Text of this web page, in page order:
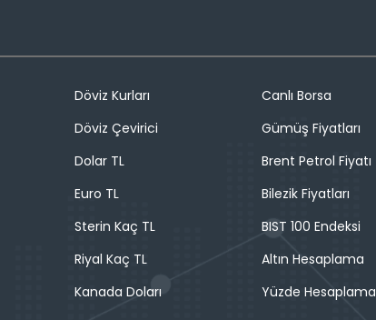
Döviz Kurları
Döviz Çevirici
Dolar TL
Euro TL
Sterin Kaç TL
Riyal Kaç TL
Kanada Doları
Canlı Borsa
Gümüş Fiyatları
Brent Petrol Fiyatı
Bilezik Fiyatları
BIST 100 Endeksi
Altın Hesaplama
Yüzde Hesaplama